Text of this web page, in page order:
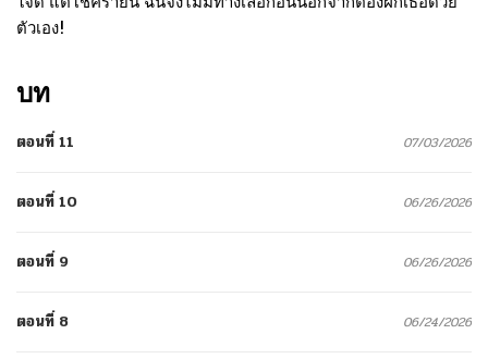
ตัวเอง!
บท
ตอนที่ 11 07/03/2026
ตอนที่ 10 06/26/2026
ตอนที่ 9 06/26/2026
ตอนที่ 8 06/24/2026